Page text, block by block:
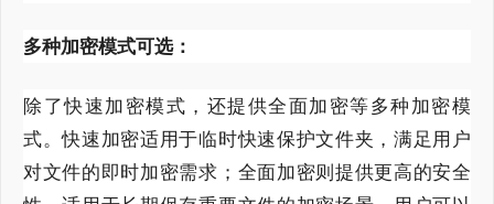
多种加密模式可选：
除了快速加密模式，还提供全面加密等多种加密模
式。快速加密适用于临时快速保护文件夹，满足用户
对文件的即时加密需求；全面加密则提供更高的安全